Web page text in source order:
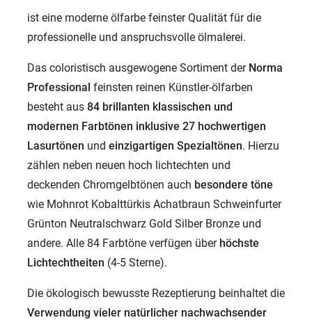
ist eine moderne ölfarbe feinster Qualität für die
professionelle und anspruchsvolle ölmalerei.
Das coloristisch ausgewogene Sortiment der Norma
Professional feinsten reinen Künstler-ölfarben
besteht aus 84 brillanten klassischen und
modernen Farbtönen inklusive 27 hochwertigen
Lasurtönen und einzigartigen Spezialtönen. Hierzu
zählen neben neuen hoch lichtechten und
deckenden Chromgelbtönen auch besondere töne
wie Mohnrot Kobalttürkis Achatbraun Schweinfurter
Grünton Neutralschwarz Gold Silber Bronze und
andere. Alle 84 Farbtöne verfügen über höchste
Lichtechtheiten (4-5 Sterne).
Die ökologisch bewusste Rezeptierung beinhaltet die
Verwendung vieler natürlicher nachwachsender